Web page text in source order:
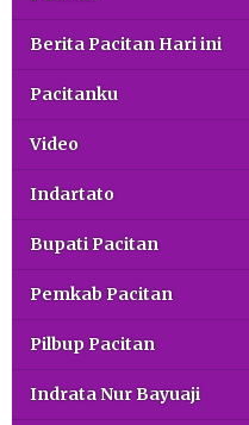
Berita Pacitan Hari ini
Pacitanku
Video
Indartato
Bupati Pacitan
Pemkab Pacitan
Pilbup Pacitan
Indrata Nur Bayuaji